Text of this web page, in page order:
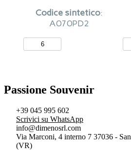
Codice sintetico:
A070PD2
Targa
Metallo
quantità
Passione Souvenir
+39 045 995 602
Scrivici su WhatsApp
info@dimenosrl.com
Via Marconi, 4 interno 7 37036 -
(VR)